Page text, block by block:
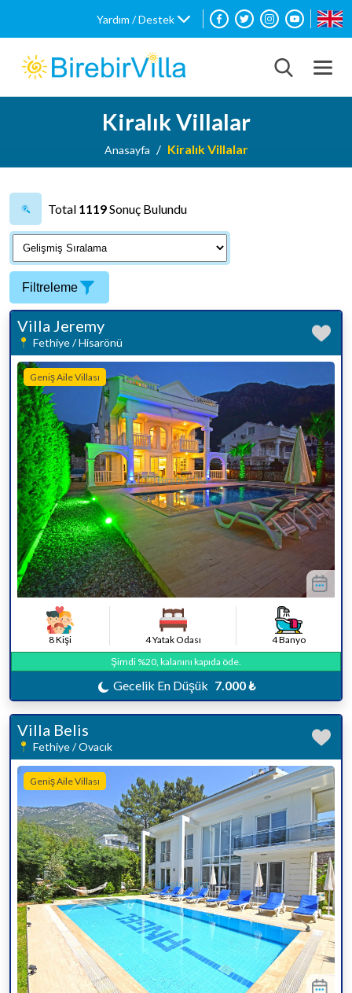
Yardım / Destek
Kiralık Villalar
Anasayfa Kiralık Villalar
Total 1119Sonuç Bulundu
Filtreleme
Villa Jeremy
Fethiye / Hisarönü
Geniş Aile Villası
8 Kişi 4 Yatak Odası
4 Banyo
Şimdi %20, kalanını kapıda öde.
Gecelik En Düşük 7.000 ₺
Villa Belis
Fethiye / Ovacık
Geniş Aile Villası